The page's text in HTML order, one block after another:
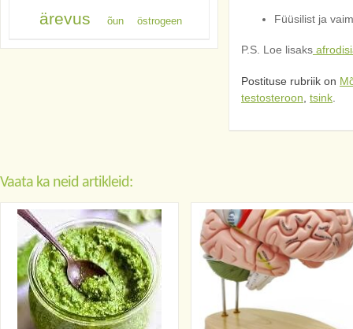
Füüsilist ja
P.S. Loe lisaks
Postituse rubriik on
testosteroon, tsink.
ärevus õun östrogeen
Vaata ka neid artikleid: